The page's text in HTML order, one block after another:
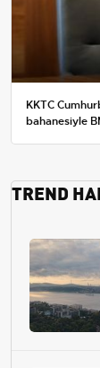
KKTC
bahanesiyle
TREND